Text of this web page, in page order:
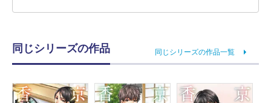
同じシリーズの作品 同じシリーズの作品一覧